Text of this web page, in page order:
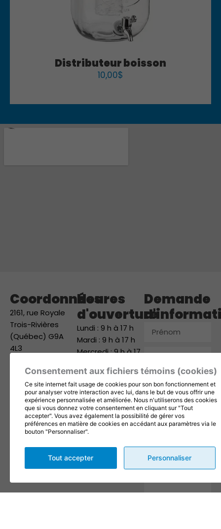
Distributeur boisson
10,00$
Coordonnées
2161, rue Royale
Trois-Rivières
(Québec) G9A
4L3
info@1001fetes.ca
Suivez-nous
Heures
d'ouverture
Lundi : 9 h à 17 h
Mardi : 9 h à 17 h
Mercredi : 9 h à 17
Jeudi : 9 h à 17 h
Vendredi : 9 h à 17
h
Samedi : 9 h à 12 h
Dimanche : Fermé
Demande
Nom
Courriel
Téléphone
Entreprise
Message
Consentement aux fichiers témoins (cookies)
Ce site internet fait usage de cookies pour son bon fonctionnement et
pour analyser votre interaction avec lui, dans le but de vous offrir une
expérience personnalisée et améliorée. Nous n'utiliserons des cookies
que si vous donnez votre consentement en cliquant sur "Tout
accepter". Vous avez également la possibilité de gérer vos
préférences en matière de cookies en accédant aux paramètres via le
bouton "Personnaliser".
Tout accepter Personnaliser